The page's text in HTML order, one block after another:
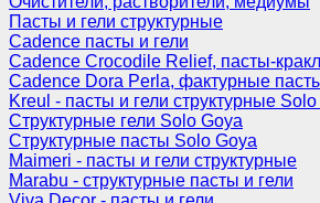
Пасты и гели структурные
Cadence пасты и гели
Cadence Crocodile Relief, пасты-
Cadence Dora Perla, фактурные
Kreul - пасты и гели структурные
Структурные гели Solo Goya
Структурные пасты Solo Goya
Maimeri - пасты и гели структурные
Marabu - структурные пасты и гели